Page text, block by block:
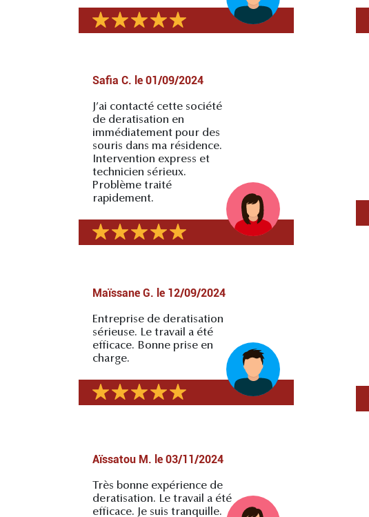
Safia C. le 01/09/2024
J’ai contacté cette société
de deratisation en
immédiatement pour des
souris dans ma résidence.
Intervention express et
technicien sérieux.
Problème traité
rapidement.
Maïssane G. le 12/09/2024
Entreprise de deratisation
sérieuse. Le travail a été
efficace. Bonne prise en
charge.
Aïssatou M. le 03/11/2024
Très bonne expérience de
deratisation. Le travail a été
efficace. Je suis tranquille.